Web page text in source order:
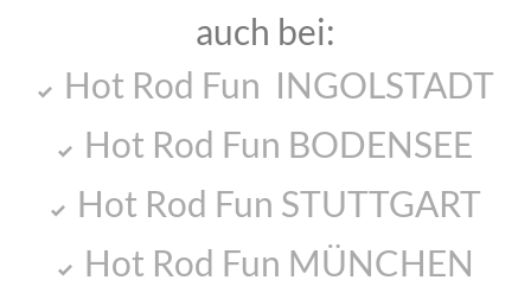
auch bei:
Hot Rod Fun INGOLSTADT
Hot Rod Fun BODENSEE
Hot Rod Fun STUTTGART
Hot Rod Fun MÜNCHEN